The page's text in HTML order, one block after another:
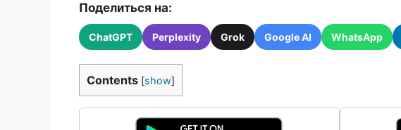
Поделиться на:
ChatGPT Perplexity Grok Google AI WhatsApp
Contents [show]